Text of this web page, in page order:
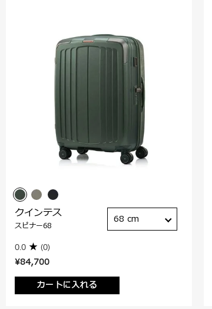
¥84,700
カートに入れる
クインテス
スピナー68
0.0 (0)
68 cm